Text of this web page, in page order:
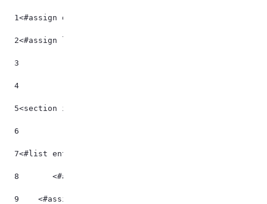
1<#assign dlFileService =
2<#assign layoutService =
3
4
5<section id="menuProjets" class="">
6
7<#list entries as entry>
8
<#assign assetRenderer =
9
<#assign entryTitle =